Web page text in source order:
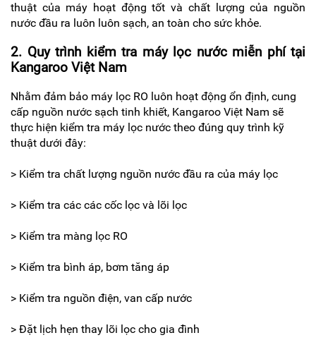
thuật của máy hoạt động tốt và chất lượng của nguồn
nước đầu ra luôn luôn sạch, an toàn cho sức khỏe.
2. Quy trình kiểm tra máy lọc nước miễn phí tại
Kangaroo Việt Nam
Nhằm đảm bảo máy lọc RO luôn hoạt động ổn định, cung
cấp nguồn nước sạch tinh khiết, Kangaroo Việt Nam sẽ
thực hiện kiểm tra máy lọc nước theo đúng quy trình kỹ
thuật dưới đây:
> Kiểm tra chất lượng nguồn nước đầu ra của máy lọc
> Kiểm tra các các cốc lọc và lõi lọc
> Kiểm tra màng lọc RO
> Kiểm tra bình áp, bơm tăng áp
> Kiểm tra nguồn điện, van cấp nước
> Đặt lịch hẹn thay lõi lọc cho gia đình